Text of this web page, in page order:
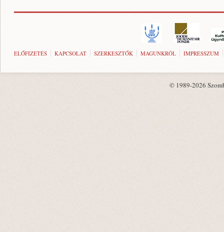
ELŐFIZETÉS KAPCSOLAT SZERKESZTŐK MAGUNKRÓL IMPRESSZUM
© 1989-2026